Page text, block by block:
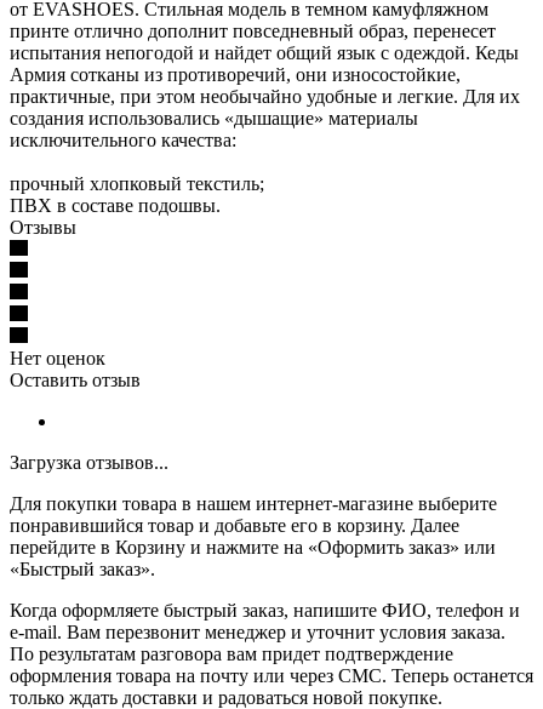
от EVASHOES. Стильная модель в темном камуфляжном
принте отлично дополнит повседневный образ, перенесет
испытания непогодой и найдет общий язык с одеждой. Кеды
Армия сотканы из противоречий, они износостойкие,
практичные, при этом необычайно удобные и легкие. Для их
создания использовались «дышащие» материалы
исключительного качества:
прочный хлопковый текстиль;
ПВХ в составе подошвы.
Отзывы
Нет оценок
Оставить отзыв
Загрузка отзывов...
Для покупки товара в нашем интернет-магазине выберите
понравившийся товар и добавьте его в корзину. Далее
перейдите в Корзину и нажмите на «Оформить заказ» или
«Быстрый заказ».
Когда оформляете быстрый заказ, напишите ФИО, телефон и
e-mail. Вам перезвонит менеджер и уточнит условия заказа.
По результатам разговора вам придет подтверждение
оформления товара на почту или через СМС. Теперь останется
только ждать доставки и радоваться новой покупке.